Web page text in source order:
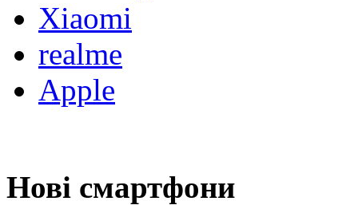
Xiaomi
realme
Apple
Нові смартфони